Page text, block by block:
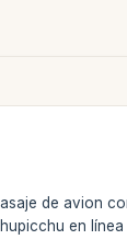
de avion
en